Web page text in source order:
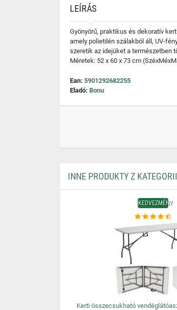
LEÍRÁS
Gyönyörű, praktikus és dekoratív
amely polietilén szálakból áll, UV-
szeretik az idejüket a természetben
Méretek: 52 x 60 x 73 cm
Ean: 5901292682255
Eladó: Bonu
INNE PRODUKTY Z
KEDVEZMÉNY
Kerti összecsukható